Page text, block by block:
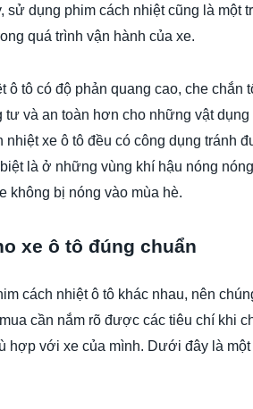
sử dụng phim cách nhiệt cũng là một
quá trình vận hành của xe.
tô có độ phản quang cao, che chắn
và an toàn hơn cho những vật dụng
nhiệt xe ô tô đều có công dụng tránh
là ở những vùng khí hậu nóng
bị nóng vào mùa hè.
xe ô tô đúng chuẩn
cách nhiệt ô tô khác nhau, nên
cần nắm rõ được các tiêu chí khi
hợp với xe của mình. Dưới đây là một